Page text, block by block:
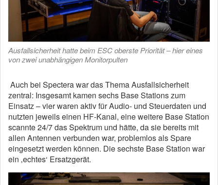
Ausfallsicherheit hatte beim ESC oberste Priorität – hier eines
von zwei unabhängigen Monitorpulten
Auch bei Spectera war das Thema Ausfallsicherheit
zentral: Insgesamt kamen sechs Base Stations zum
Einsatz – vier waren aktiv für Audio- und Steuerdaten und
nutzten jeweils einen HF-Kanal, eine weitere Base Station
scannte 24/7 das Spektrum und hätte, da sie bereits mit
allen Antennen verbunden war, problemlos als Spare
eingesetzt werden können. Die sechste Base Station war
ein ‚echtes‘ Ersatzgerät.